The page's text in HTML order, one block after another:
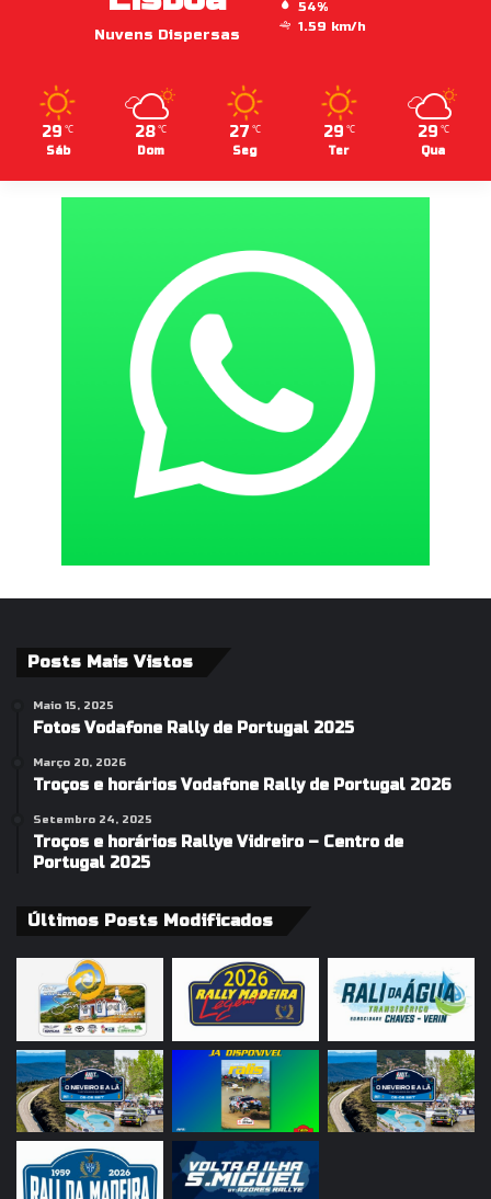
Nuvens Dispersas
54%
1.59 km/h
29 ℃
Sáb
28 ℃
Dom
27 ℃
Seg
29 ℃
Ter
29 ℃
Qua
Posts Mais Vistos
Maio 15, 2025
Fotos Vodafone Rally de Portugal 2025
Março 20, 2026
Troços e horários Vodafone Rally de Portugal 2026
Setembro 24, 2025
Troços e horários Rallye Vidreiro – Centro de
Portugal 2025
Últimos Posts Modificados